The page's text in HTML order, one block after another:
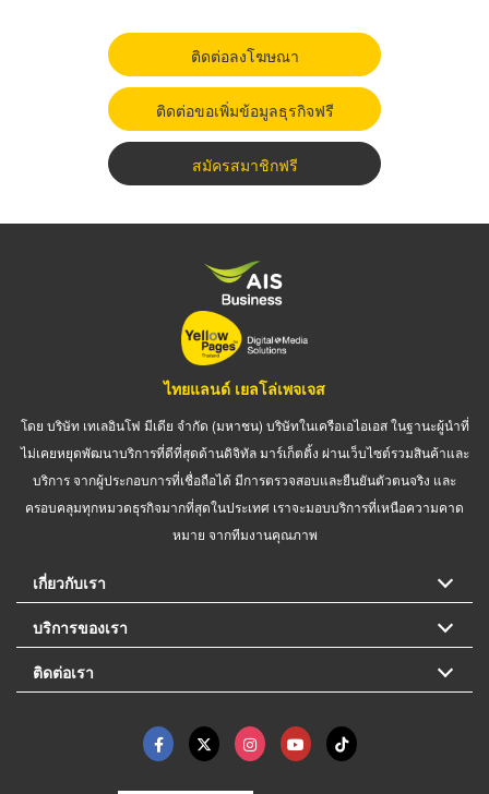
ติดต่อลงโฆษณา
ติดต่อขอเพิ่มข้อมูลธุรกิจฟรี
สมัครสมาชิกฟรี
ไทยแลนด์ เยลโล่เพจเจส
โดย บริษัท เทเลอินโฟ มีเดีย จำกัด (มหาชน) บริษัทในเครือเอไอเอส ในฐานะผู้นำที่
ไม่เคยหยุดพัฒนาบริการที่ดีที่สุดด้านดิจิทัล มาร์เก็ตติ้ง ผ่านเว็บไซต์รวมสินค้าและ
บริการ จากผู้ประกอบการที่เชื่อถือได้ มีการตรวจสอบและยืนยันตัวตนจริง และ
ครอบคลุมทุกหมวดธุรกิจมากที่สุดในประเทศ เราจะมอบบริการที่เหนือความคาด
หมาย จากทีมงานคุณภาพ
เกี่ยวกับเรา
บริการของเรา
ติดต่อเรา